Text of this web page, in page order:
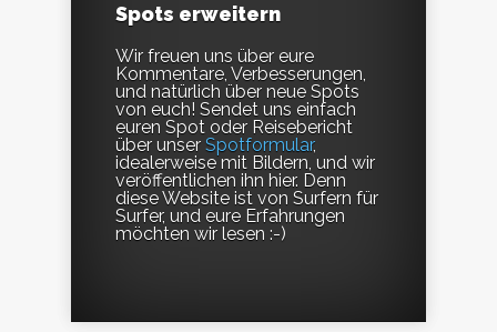
Spots erweitern
Wir freuen uns über eure
Kommentare, Verbesserungen,
und natürlich über neue Spots
von euch! Sendet uns einfach
euren Spot oder Reisebericht
über unser Spotformular,
idealerweise mit Bildern, und wir
veröffentlichen ihn hier. Denn
diese Website ist von Surfern für
Surfer, und eure Erfahrungen
möchten wir lesen :-)